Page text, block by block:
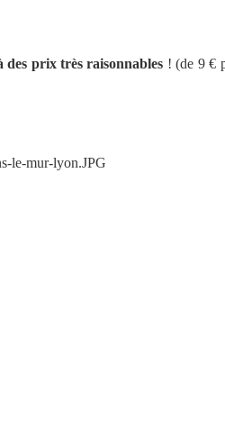
des prix très raisonnables ! (de 9 €